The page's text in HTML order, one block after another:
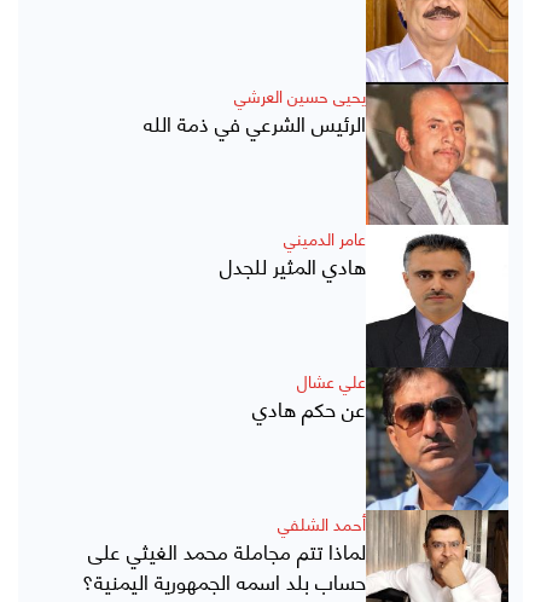
يحيى حسين العرشي
الرئيس الشرعي في ذمة الله
عامر الدميني
هادي المثير للجدل
علي عشال
عن حكم هادي
أحمد الشلفي
لماذا تتم مجاملة محمد الغيثي على
حساب بلد اسمه الجمهورية اليمنية؟